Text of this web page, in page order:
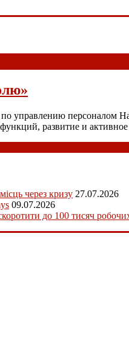
управлению персоналом
развитие и
через кризу 27.07.2026
09.07.2026
до 100 тисяч